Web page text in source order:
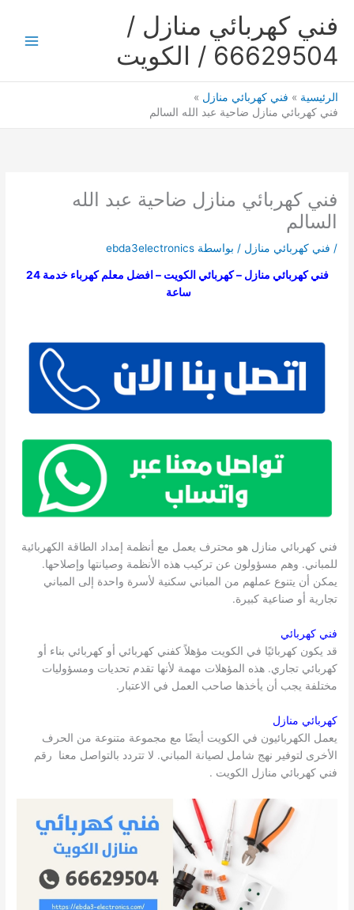
فني كهربائي منازل /
66629504 / الكويت
الرئيسية
فني كهربائي منازل
فني كهربائي منازل ضاحية عبد الله السالم
فني كهربائي منازل ضاحية عبد الله
السالم
/ فني كهربائي منازل / بواسطة ebda3electronics
فني كهربائي منازل – كهربائي الكويت – افضل معلم كهرباء خدمة 24
ساعة
فني كهربائي منازل هو محترف يعمل مع أنظمة إمداد الطاقة الكهربائية
للمباني. وهم مسؤولون عن تركيب هذه الأنظمة وصيانتها وإصلاحها.
يمكن أن يتنوع عملهم من المباني سكنية لأسرة واحدة إلى المباني
تجارية أو صناعية كبيرة.
فني كهربائي
قد يكون كهربائيًا في الكويت مؤهلاً كفني كهربائي أو كهربائي بناء أو
كهربائي تجاري. هذه المؤهلات مهمة لأنها تقدم تحديات ومسؤوليات
مختلفة يجب أن يأخذها صاحب العمل في الاعتبار.
كهربائي منازل
يعمل الكهربائيون في الكويت أيضًا مع مجموعة متنوعة من الحرف
الأخرى لتوفير نهج شامل لصيانة المباني. لا تتردد بالتواصل معنا رقم
فني كهربائي منازل الكويت .